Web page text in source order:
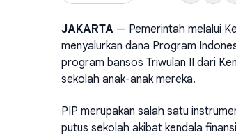
JAKARTA — Pemerintah melalui
menyalurkan dana Program
program bansos Triwulan II dari
sekolah anak-anak mereka.
PIP merupakan salah satu
putus sekolah akibat kendala